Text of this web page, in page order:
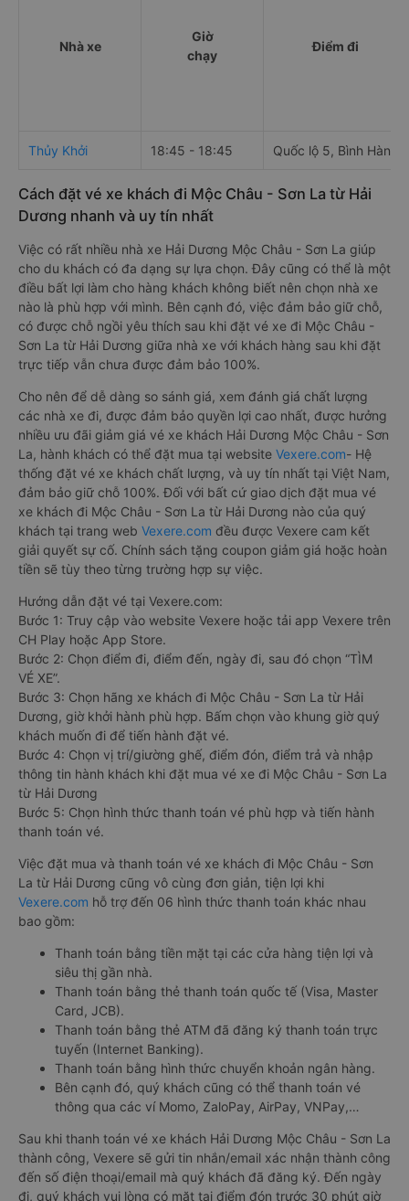
Nhà xe
Giờ
chạy
Điểm đi
Thủy Khởi 18:45 - 18:45 Quốc lộ 5, Bình Hàn
Cách đặt vé xe khách đi Mộc Châu - Sơn La từ Hải
Dương nhanh và uy tín nhất
Việc có rất nhiều nhà xe Hải Dương Mộc Châu - Sơn La giúp
cho du khách có đa dạng sự lựa chọn. Đây cũng có thể là một
điều bất lợi làm cho hàng khách không biết nên chọn nhà xe
nào là phù hợp với mình. Bên cạnh đó, việc đảm bảo giữ chỗ,
có được chỗ ngồi yêu thích sau khi đặt vé xe đi Mộc Châu -
Sơn La từ Hải Dương giữa nhà xe với khách hàng sau khi đặt
trực tiếp vẫn chưa được đảm bảo 100%.
Cho nên để dễ dàng so sánh giá, xem đánh giá chất lượng
các nhà xe đi, được đảm bảo quyền lợi cao nhất, được hưởng
nhiều ưu đãi giảm giá vé xe khách Hải Dương Mộc Châu - Sơn
La, hành khách có thể đặt mua tại website Vexere.com- Hệ
thống đặt vé xe khách chất lượng, và uy tín nhất tại Việt Nam,
đảm bảo giữ chỗ 100%. Đối với bất cứ giao dịch đặt mua vé
xe khách đi Mộc Châu - Sơn La từ Hải Dương nào của quý
khách tại trang web Vexere.com đều được Vexere cam kết
giải quyết sự cố. Chính sách tặng coupon giảm giá hoặc hoàn
tiền sẽ tùy theo từng trường hợp sự việc.
Hướng dẫn đặt vé tại Vexere.com:
Bước 1: Truy cập vào website Vexere hoặc tải app Vexere trên
CH Play hoặc App Store.
Bước 2: Chọn điểm đi, điểm đến, ngày đi, sau đó chọn “TÌM
VÉ XE”.
Bước 3: Chọn hãng xe khách đi Mộc Châu - Sơn La từ Hải
Dương, giờ khởi hành phù hợp. Bấm chọn vào khung giờ quý
khách muốn đi để tiến hành đặt vé.
Bước 4: Chọn vị trí/giường ghế, điểm đón, điểm trả và nhập
thông tin hành khách khi đặt mua vé xe đi Mộc Châu - Sơn La
từ Hải Dương
Bước 5: Chọn hình thức thanh toán vé phù hợp và tiến hành
thanh toán vé.
Việc đặt mua và thanh toán vé xe khách đi Mộc Châu - Sơn
La từ Hải Dương cũng vô cùng đơn giản, tiện lợi khi
Vexere.com hỗ trợ đến 06 hình thức thanh toán khác nhau
bao gồm:
Thanh toán bằng tiền mặt tại các cửa hàng tiện lợi và
siêu thị gần nhà.
Thanh toán bằng thẻ thanh toán quốc tế (Visa, Master
Card, JCB).
Thanh toán bằng thẻ ATM đã đăng ký thanh toán trực
tuyến (Internet Banking).
Thanh toán bằng hình thức chuyển khoản ngân hàng.
Bên cạnh đó, quý khách cũng có thể thanh toán vé
thông qua các ví Momo, ZaloPay, AirPay, VNPay,…
Sau khi thanh toán vé xe khách Hải Dương Mộc Châu - Sơn La
thành công, Vexere sẽ gửi tin nhắn/email xác nhận thành công
đến số điện thoại/email mà quý khách đã đăng ký. Đến ngày
đi, quý khách vui lòng có mặt tại điểm đón trước 30 phút giờ